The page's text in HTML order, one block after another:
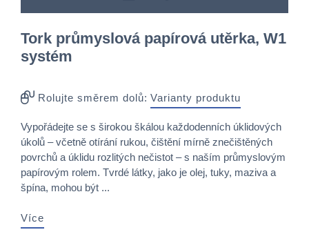
Tork průmyslová papírová utěrka, W1
systém
Rolujte směrem dolů: Varianty produktu
Vypořádejte se s širokou škálou každodenních úklidových
úkolů – včetně otírání rukou, čištění mírně znečištěných
povrchů a úklidu rozlitých nečistot – s naším průmyslovým
papírovým rolem. Tvrdé látky, jako je olej, tuky, maziva a
špína, mohou být ...
Více